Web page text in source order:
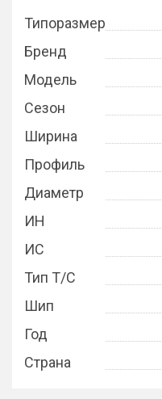
Типоразмер
Бренд
Модель
Сезон
Ширина
Профиль
Диаметр
ИН
ИС
Тип Т/С
Шип
Год
Страна